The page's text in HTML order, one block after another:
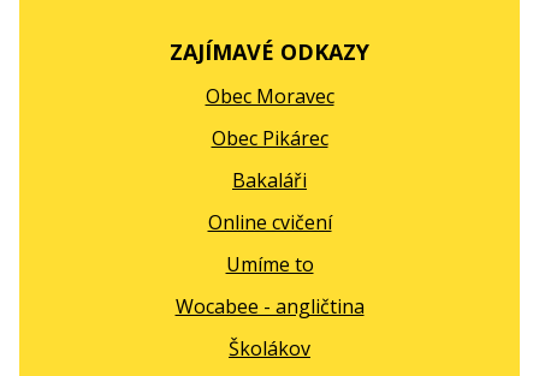
ZAJÍMAVÉ ODKAZY
Obec Moravec
Obec Pikárec
Bakaláři
Online cvičení
Umíme to
Wocabee - angličtina
Školákov